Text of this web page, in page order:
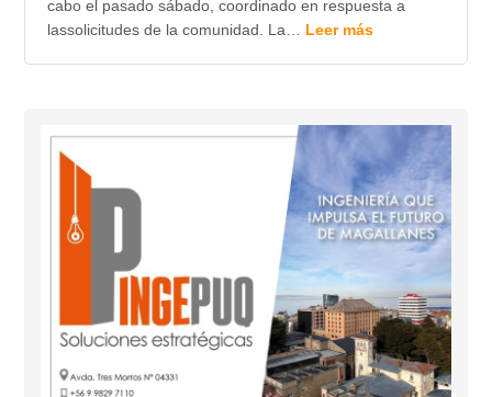
cabo el pasado sábado, coordinado en respuesta a
lassolicitudes de la comunidad. La… Leer más